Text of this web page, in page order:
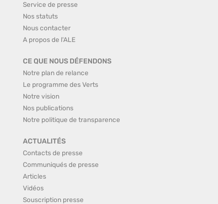
Service de presse
Nos statuts
Nous contacter
A propos de l'ALE
CE QUE NOUS DÉFENDONS
Notre plan de relance
Le programme des Verts
Notre vision
Nos publications
Notre politique de transparence
ACTUALITÉS
Contacts de presse
Communiqués de presse
Articles
Vidéos
Souscription presse